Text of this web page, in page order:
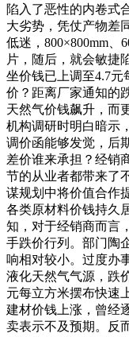
陷入了恶性的内卷式
大劣势，凭仗产物差
低迷，800×800mm、
片，随后，就会敏捷
坐价钱已上调至4.7元
价？距离厂家通知的
天然气价钱飙升，而
机构调研时明白暗示
调价函能够发觉，后
差价谁来承担？经销
节的从业者都带来了
谋规划中将价值合作
各类原材料价钱持久
知，对于经销商而言
手跌价行列。部门陶
响相对较小。过度办
液化天然气气源，跌
元每立方米摆布快速
建材价钱上涨，曾经
卖表示不及预期。反